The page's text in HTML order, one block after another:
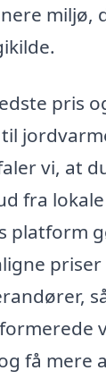
miljø,
pris
vi, at
fra lokale
platform
få mere